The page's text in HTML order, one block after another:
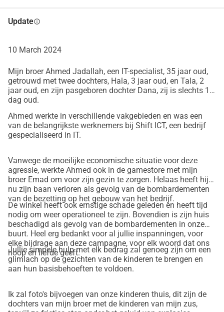
Updateinfo
10 March 2024
Mijn broer Ahmed Jadallah, een IT-specialist, 35 jaar oud,
getrouwd met twee dochters, Hala, 3 jaar oud, en Tala, 2
jaar oud, en zijn pasgeboren dochter Dana, zij is slechts 1
dag oud.
Ahmed werkte in verschillende vakgebieden en was een
van de belangrijkste werknemers bij Shift ICT, een bedrijf
gespecialiseerd in IT.
Vanwege de moeilijke economische situatie voor deze
agressie, werkte Ahmed ook in de gamestore met mijn
broer Emad om voor zijn gezin te zorgen. Helaas heeft hij
nu zijn baan verloren als gevolg van de bombardementen
van de bezetting op het gebouw van het bedrijf.
De winkel heeft ook ernstige schade geleden en heeft tijd
nodig om weer operationeel te zijn. Bovendien is zijn huis
beschadigd als gevolg van de bombardementen in onze
buurt. Heel erg bedankt voor al jullie inspanningen, voor
elke bijdrage aan deze campagne, voor elk woord dat ons
hoop en liefde geeft.
Jullie simpele hulp met elk bedrag zal genoeg zijn om een
glimlach op de gezichten van de kinderen te brengen en
aan hun basisbehoeften te voldoen.
Ik zal foto's bijvoegen van onze kinderen thuis, dit zijn de
dochters van mijn broer met de kinderen van mijn zus,